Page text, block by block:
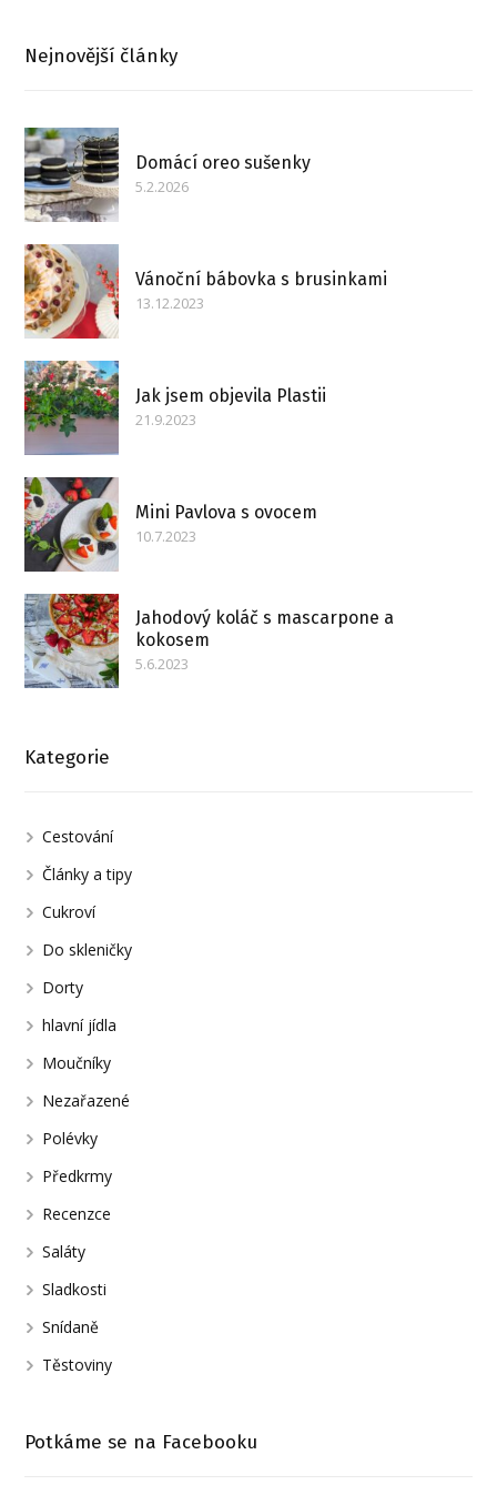
Nejnovější články
Domácí oreo sušenky
5.2.2026
Vánoční bábovka s brusinkami
13.12.2023
Jak jsem objevila Plastii
21.9.2023
Mini Pavlova s ovocem
10.7.2023
Jahodový koláč s mascarpone a
kokosem
5.6.2023
Kategorie
Cestování
Články a tipy
Cukroví
Do skleničky
Dorty
hlavní jídla
Moučníky
Nezařazené
Polévky
Předkrmy
Recenzce
Saláty
Sladkosti
Snídaně
Těstoviny
Potkáme se na Facebooku